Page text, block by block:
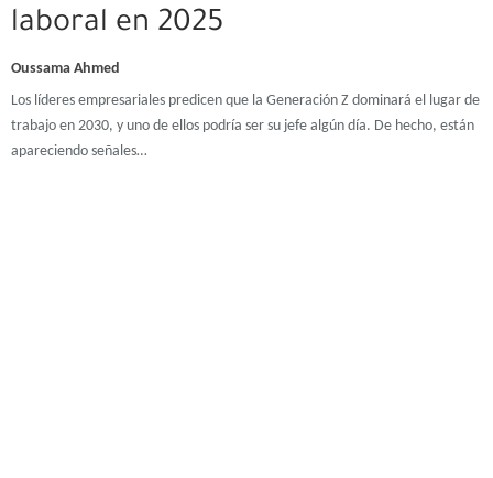
laboral en 2025
Oussama Ahmed
Los líderes empresariales predicen que la Generación Z dominará el lugar de
trabajo en 2030, y uno de ellos podría ser su jefe algún día. De hecho, están
apareciendo señales…